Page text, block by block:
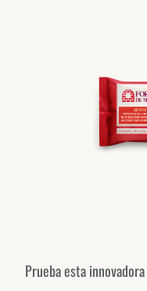
Prueba esta